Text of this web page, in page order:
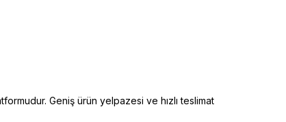
Geniş ürün yelpazesi ve hızlı teslimat